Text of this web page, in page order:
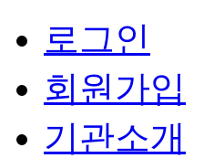
로그인
회원가입
기관소개